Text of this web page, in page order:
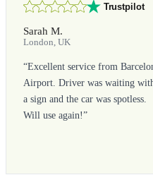
Trustpilot
Sarah M.
London, UK
“Excellent service from
Airport. Driver was waiting
a sign and the car was spotless.
Will use again!”